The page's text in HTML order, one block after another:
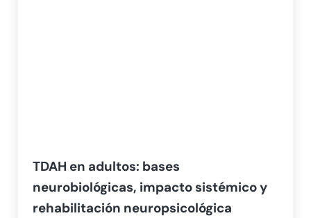
TDAH en adultos: bases
neurobiológicas, impacto sistémico y
rehabilitación neuropsicológica